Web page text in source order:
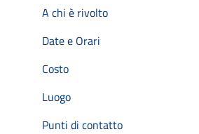
A chi è rivolto
Date e Orari
Costo
Luogo
Punti di contatto